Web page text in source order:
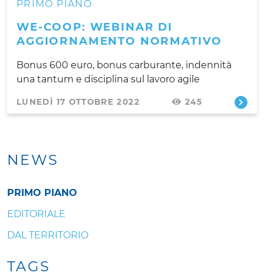
PRIMO PIANO
WE-COOP: WEBINAR DI
AGGIORNAMENTO NORMATIVO
Bonus 600 euro, bonus carburante, indennità
una tantum e disciplina sul lavoro agile
LUNEDÌ 17 OTTOBRE 2022 245
NEWS
PRIMO PIANO
EDITORIALE
DAL TERRITORIO
TAGS